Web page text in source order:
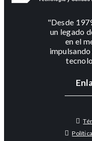
"Desde
un legado
en el